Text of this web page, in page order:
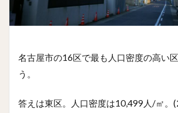
名古屋市の16区で最も人口密度の高い
う。
答えは東区。人口密度は10,499人/㎡。